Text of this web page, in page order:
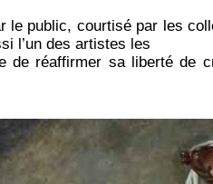
le public, courtisé par les
l’un des artistes les
de réaffirmer sa liberté de